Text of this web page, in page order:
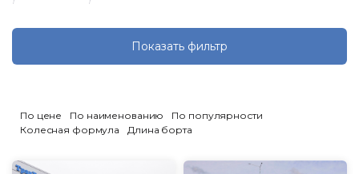
Показать фильтр
По цене По наименованию
По популярности
Колесная формула
Длина борта